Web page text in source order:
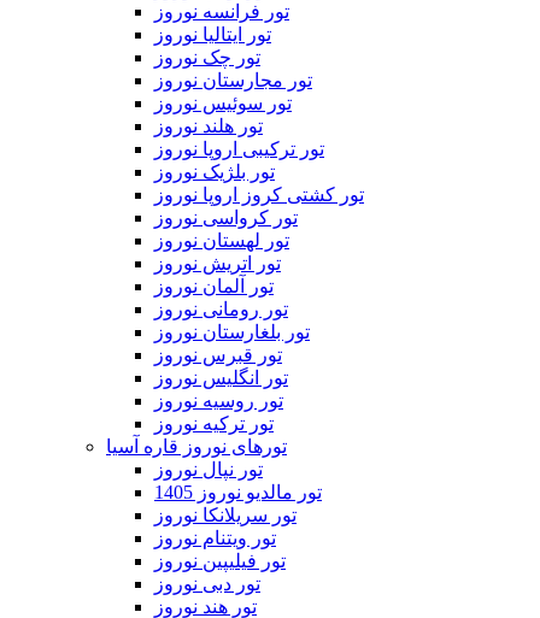
تور فرانسه نوروز
تور ایتالیا نوروز
تور چک نوروز
تور مجارستان نوروز
تور سوئیس نوروز
تور هلند نوروز
تور ترکیبی اروپا نوروز
تور بلژیک نوروز
تور کشتی کروز اروپا نوروز
تور کرواسی نوروز
تور لهستان نوروز
تور اتریش نوروز
تور آلمان نوروز
تور رومانی نوروز
تور بلغارستان نوروز
تور قبرس نوروز
تور انگلیس نوروز
تور روسیه نوروز
تور ترکیه نوروز
تورهای نوروز قاره آسیا
تور نپال نوروز
تور مالدیو نوروز 1405
تور سریلانکا نوروز
تور ویتنام نوروز
تور فیلیپین نوروز
تور دبی نوروز
تور هند نوروز